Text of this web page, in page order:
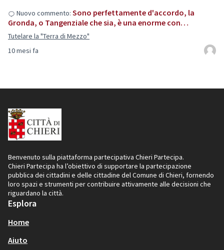
10 mesi fa
Nuovo commento: Sono perfettamente d'accordo, la
Gronda, o Tangenziale che sia, è una enorme con…
Tutelare la "Terra di Mezzo"
Benvenuto sulla piattaforma partecipativa Chieri Partecipa.
Chieri Partecipa ha l’obiettivo di supportare la partecipazione
pubblica dei cittadini e delle cittadine del Comune di Chieri, fornendo
loro spazi e strumenti per contribuire attivamente alle decisioni che
riguardano la città.
Esplora
Home
Aiuto